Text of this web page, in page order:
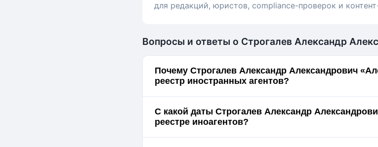
для редакций, юристов, compliance-проверок и
Вопросы и ответы о Строгалев Александр
Почему Строгалев Александр Александрович
реестр иностранных агентов?
С какой даты Строгалев Александр
реестре иноагентов?